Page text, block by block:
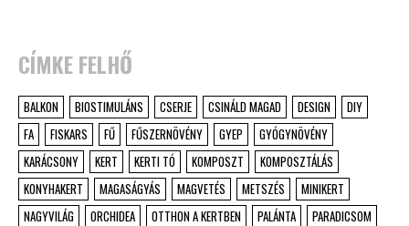
CÍMKE FELHŐ
BALKON BIOSTIMULÁNS CSERJE CSINÁLD MAGAD DESIGN
DIY
FA
FISKARS FŰ FŰSZERNÖVÉNY GYEP
GYÓGYNÖVÉNY
KARÁCSONY
KERT KERTI TÓ KOMPOSZT
KOMPOSZTÁLÁS
KONYHAKERT
MAGASÁGYÁS MAGVETÉS METSZÉS
MINIKERT
NAGYVILÁG
ORCHIDEA OTTHON A KERTBEN PALÁNTA
PARADICSOM